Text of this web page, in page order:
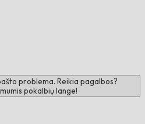
problema. Reikia pagalbos?
pokalbių lange!